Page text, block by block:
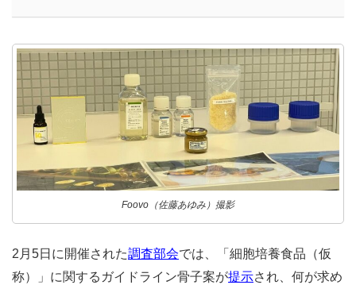
Foovo（佐藤あゆみ）撮影
2月5日に開催された調査部会では、「細胞培養食品（仮
称）」に関するガイドライン骨子案が提示され、何が求め